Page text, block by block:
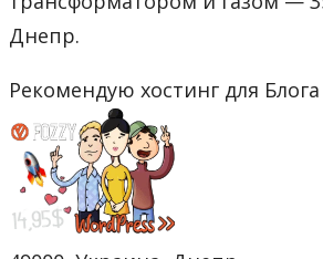
Днепр.
Рекомендую хостинг для Блога